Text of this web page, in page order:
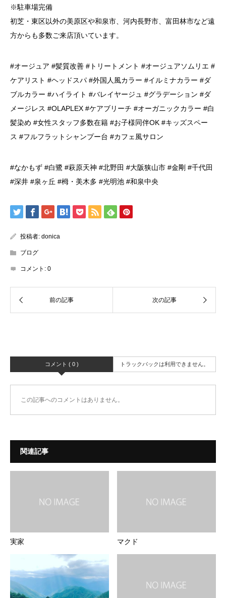
※駐車場完備
初芝・東区以外の美原区や和泉市、河内長野市、富田林市など遠
方からも多数ご来店頂いています。
#オージュア #髪質改善 #トリートメント #オージュアソムリエ #
ケアリスト #ヘッドスパ #外国人風カラー #イルミナカラー #ダ
ブルカラー #ハイライト #バレイヤージュ #グラデーション #ダ
メージレス #OLAPLEX #ケアブリーチ #オーガニックカラー #白
髪染め #女性スタッフ多数在籍 #お子様同伴OK #キッズスペー
ス #フルフラットシャンプー台 #カフェ風サロン
#なかもず #白鷺 #萩原天神 #北野田 #大阪狭山市 #金剛 #千代田
#深井 #泉ヶ丘 #栂・美木多 #光明池 #和泉中央
投稿者: donica
ブログ
コメント: 0
コメント ( 0 ) トラックバックは利用できません。
この記事へのコメントはありません。
関連記事
実家 マクド